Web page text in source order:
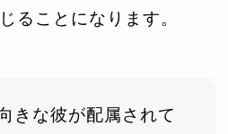
ることになります。
きな彼が配属されて